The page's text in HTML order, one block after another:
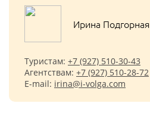
Ирина Подгорная
Туристам: +7 (927) 510-30-43
Агентствам: +7 (927) 510-28-72
E-mail: irina@i-volga.com